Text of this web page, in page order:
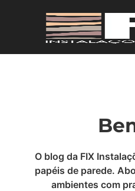
papéis de parede.
ambientes com